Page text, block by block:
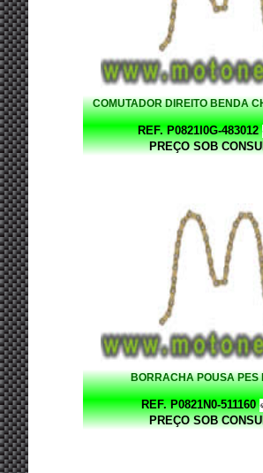
COMUTADOR DIREITO BENDA
REF. P0821I0G-483012
PREÇO SOB
BORRACHA POUSA PES
REF. P0821N0-511160
PREÇO SOB